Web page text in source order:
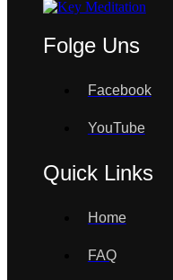
Folge Uns
Facebook
YouTube
Quick Links
Home
FAQ